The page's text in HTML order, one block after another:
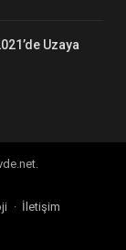
Uzaya
İletişim